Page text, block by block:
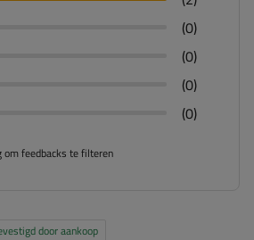
(0)
(0)
(0)
(0)
om feedbacks te filteren
door aankoop